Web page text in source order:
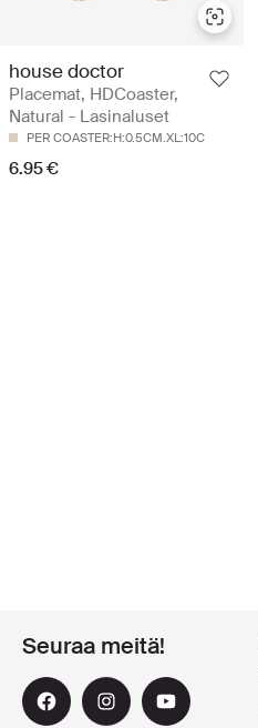
house doctor
Placemat, HDCoaster,
Natural - Lasinaluset
PER COASTER:H:0.5CM.XL:10C
6.95 €
Seuraa meitä!